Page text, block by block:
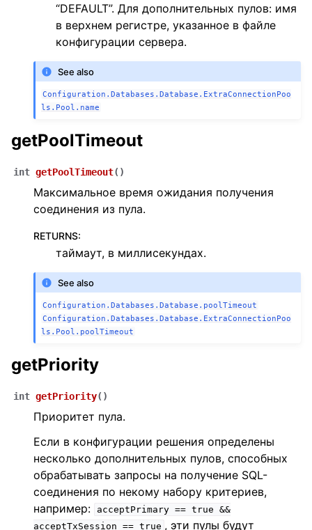
“DEFAULT”. Для дополнительных пулов: имя
в верхнем регистре, указанное в файле
конфигурации сервера.
See also
Configuration.Databases.Database.ExtraConnectionPoo
ls.Pool.name
getPoolTimeout
int getPoolTimeout( )
Максимальное время ожидания получения
соединения из пула.
RETURNS:
таймаут, в миллисекундах.
See also
Configuration.Databases.Database.poolTimeout
Configuration.Databases.Database.ExtraConnectionPoo
ls.Pool.poolTimeout
getPriority
int getPriority( )
Приоритет пула.
Если в конфигурации решения определены
несколько дополнительных пулов, способных
обрабатывать запросы на получение SQL-
соединения по некому набору критериев,
например:
acceptPrimary == true &&
acceptTxSession == true , эти пулы будут